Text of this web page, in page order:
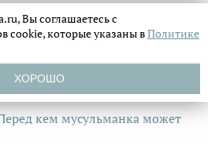
кем мусульманка может
Вы соглашаетесь с
cookie, которые указаны вПолитике
ХОРОШО